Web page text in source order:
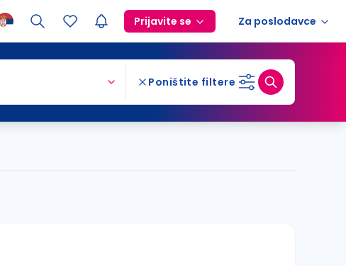
Prijavite se Za poslodavce
Poništite filtere